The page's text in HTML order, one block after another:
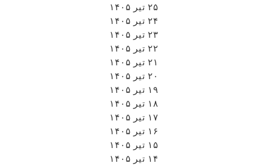
۲۵ تیر ۱۴۰۵
۲۴ تیر ۱۴۰۵
۲۳ تیر ۱۴۰۵
۲۲ تیر ۱۴۰۵
۲۱ تیر ۱۴۰۵
۲۰ تیر ۱۴۰۵
۱۹ تیر ۱۴۰۵
۱۸ تیر ۱۴۰۵
۱۷ تیر ۱۴۰۵
۱۶ تیر ۱۴۰۵
۱۵ تیر ۱۴۰۵
۱۴ تیر ۱۴۰۵